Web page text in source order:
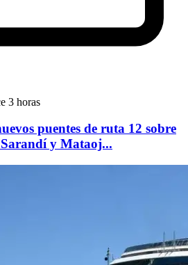
3 horas
puentes de ruta 12 sobre
y Mataoj...